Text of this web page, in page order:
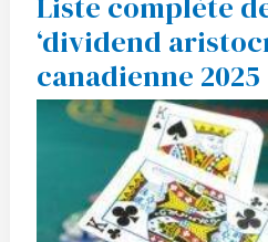
‘dividend
canadienne 2025
complète
des
actions
‘dividend
aristocrats’
canadienne
2025